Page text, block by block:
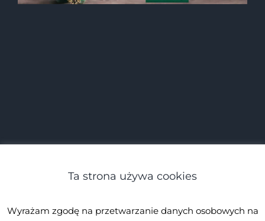
Ta strona używa cookies
Wyrażam zgodę na przetwarzanie danych osobowych na